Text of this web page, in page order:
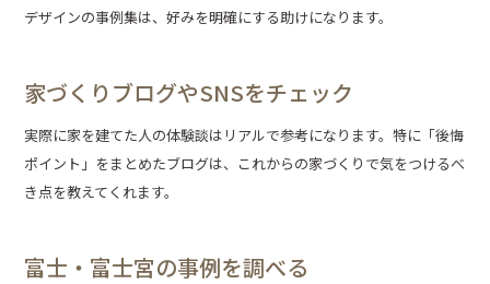
デザインの事例集は、好みを明確にする助けになります。
家づくりブログやSNSをチェック
実際に家を建てた人の体験談はリアルで参考になります。特に「後悔
ポイント」をまとめたブログは、これからの家づくりで気をつけるべ
き点を教えてくれます。
富士・富士宮の事例を調べる